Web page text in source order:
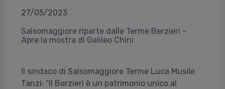
27/05/2023
Salsomaggiore riparte dalle Terme Berzieri -
Apre la mostra di Galileo Chini
Il sindaco di Salsomaggiore Terme Luca Musile
Tanzi: “Il Berzieri è un patrimonio unico al